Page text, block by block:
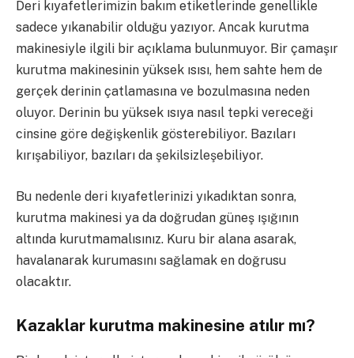
Deri kıyafetlerimizin bakım etiketlerinde genellikle
sadece yıkanabilir olduğu yazıyor. Ancak kurutma
makinesiyle ilgili bir açıklama bulunmuyor. Bir çamaşır
kurutma makinesinin yüksek ısısı, hem sahte hem de
gerçek derinin çatlamasına ve bozulmasına neden
oluyor. Derinin bu yüksek ısıya nasıl tepki vereceği
cinsine göre değişkenlik gösterebiliyor. Bazıları
kırışabiliyor, bazıları da şekilsizleşebiliyor.
Bu nedenle deri kıyafetlerinizi yıkadıktan sonra,
kurutma makinesi ya da doğrudan güneş ışığının
altında kurutmamalısınız. Kuru bir alana asarak,
havalanarak kurumasını sağlamak en doğrusu
olacaktır.
Kazaklar kurutma makinesine atılır mı?